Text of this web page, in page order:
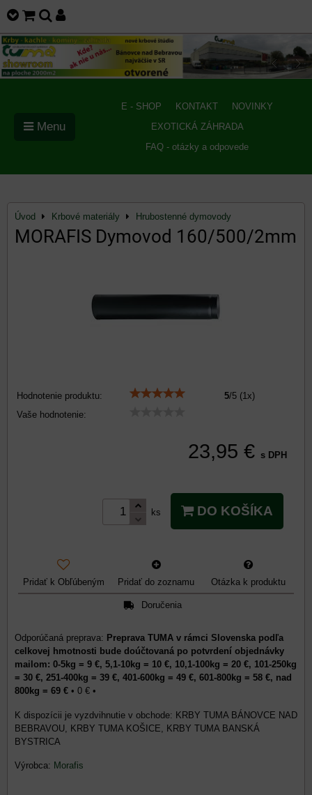
E - SHOP KONTAKT
NOVINKY
EXOTICKÁ ZÁHRADA
FAQ - otázky a odpovede
Menu
Úvod Krbové materiály Hrubostenné dymovody
MORAFIS Dymovod 160/500/2mm
Hodnotenie produktu: 5/5 (1x)
Vaše hodnotenie:
23,95 € s DPH
ks DO KOŠÍKA
Pridať k Obľúbeným Pridať do zoznamu Otázka k produktu
Doručenia
Preprava TUMA v rámci Slovenska podľa
celkovej hmotnosti bude doúčtovaná po potvrdení objednávky
mailom: 0-5kg = 9 €, 5,1-10kg = 10 €, 10,1-100kg = 20 €, 101-250kg
= 30 €, 251-400kg = 39 €, 401-600kg = 49 €, 601-800kg = 58 €, nad
800kg = 69 € • 0 € •
KRBY TUMA BÁNOVCE NAD
BEBRAVOU, KRBY TUMA KOŠICE, KRBY TUMA BANSKÁ
BYSTRICA
Výrobca: Morafis